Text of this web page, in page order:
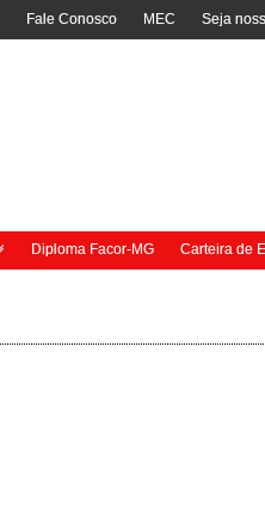
Fale Conosco MEC Seja
Diploma Facor-MG Carteira de